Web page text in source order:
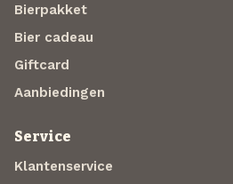
Bierpakket
Bier cadeau
Giftcard
Aanbiedingen
Service
Klantenservice